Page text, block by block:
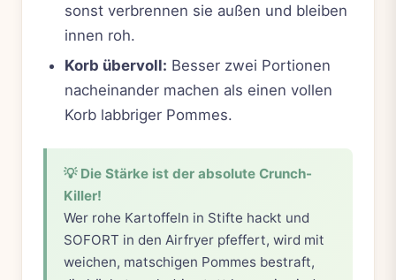
sonst verbrennen sie außen und bleiben
innen roh.
Korb übervoll: Besser zwei Portionen
nacheinander machen als einen vollen
Korb labbriger Pommes.
💡 Die Stärke ist der absolute Crunch-
Killer!
Wer rohe Kartoffeln in Stifte hackt und
SOFORT in den Airfryer pfeffert, wird mit
weichen, matschigen Pommes bestraft,